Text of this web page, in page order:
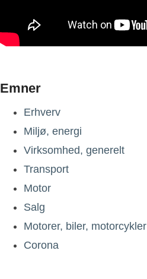
Emner
Erhverv
Miljø, energi
Virksomhed, generelt
Transport
Motor
Salg
Motorer, biler, motorcykler
Corona